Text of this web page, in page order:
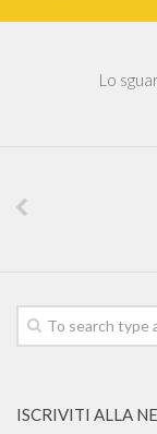
Lo
ISCRIVITI ALLA